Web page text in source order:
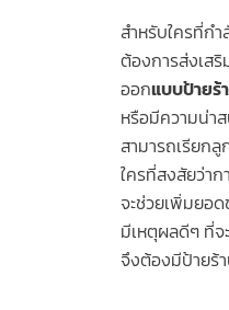
สำหรับใครที่ก
ต้องการส่งเส
ออกแบบป้ายร้
หรือมีความน่าส
สามารถเรียก
ใครที่สงสัยว่าก
จะช่วยเพิ่มยอด
มีเหตุผลดีๆ ที่จ
จึงต้องมีป้ายร้